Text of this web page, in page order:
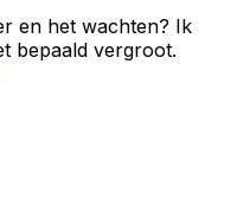
en het wachten? Ik
bepaald vergroot.